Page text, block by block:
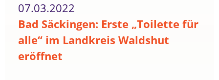
07.03.2022
Bad Säckingen: Erste „Toilette für
alle“ im Landkreis Waldshut
eröffnet